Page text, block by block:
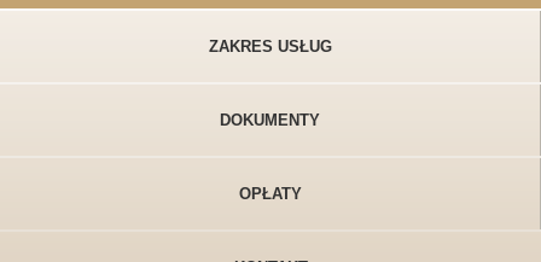
ZAKRES USŁUG
DOKUMENTY
OPŁATY